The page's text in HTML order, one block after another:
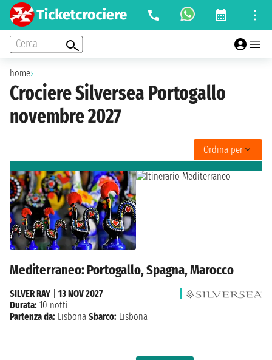
Cerca
home›
Crociere Silversea Portogallo
novembre 2027
Ordina per
Mediterraneo: Portogallo, Spagna, Marocco
SILVER RAY
13 NOV 2027
Durata: 10 notti
Partenza da: Lisbona Sbarco: Lisbona